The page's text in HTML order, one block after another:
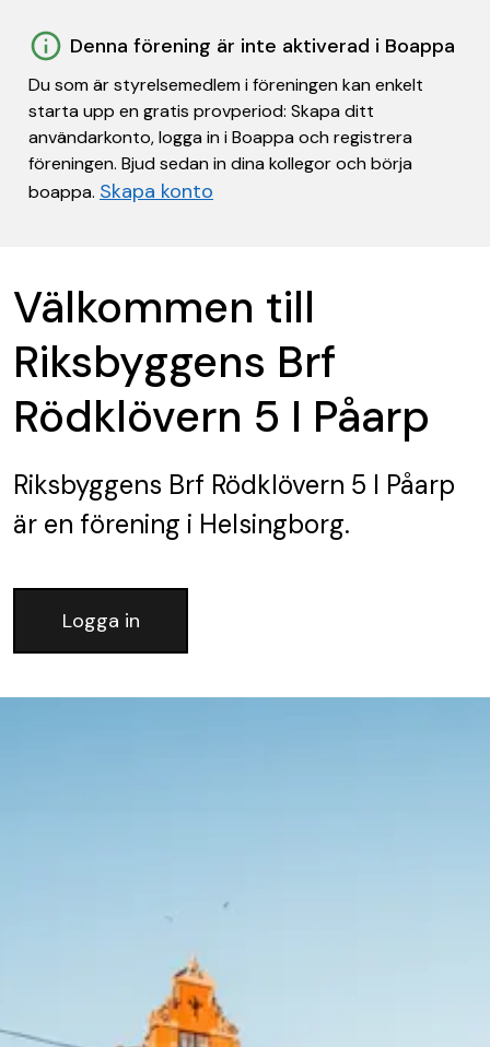
Denna förening är inte aktiverad i Boappa
Du som är styrelsemedlem i föreningen kan enkelt
starta upp en gratis provperiod: Skapa ditt
användarkonto, logga in i Boappa och registrera
föreningen. Bjud sedan in dina kollegor och börja
boappa. Skapa konto
Välkommen till
Riksbyggens Brf
Rödklövern 5 I Påarp
Riksbyggens Brf Rödklövern 5 I Påarp
är en förening i Helsingborg.
Logga in